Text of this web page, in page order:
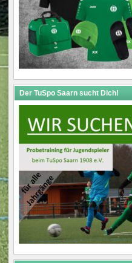
Der TuSpo Saarn sucht Dich!